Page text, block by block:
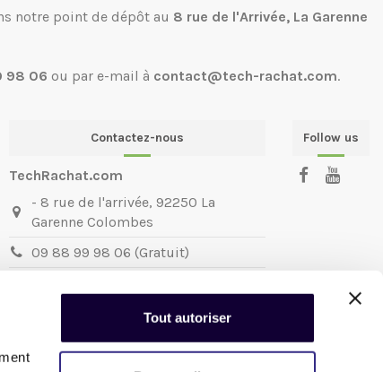
Tout autoriser
notre point de dépôt au 8 rue de l'Arrivée, La Garenne
98 06 ou par e-mail à contact@tech-rachat.com.
Contactez-nous
TechRachat.com
- 8 rue de l'arrivée, 92250 La
Garenne Colombes
09 88 99 98 06 (Gratuit)
la reprise de votre
Nous sommes joignables duMardi au
Follow us